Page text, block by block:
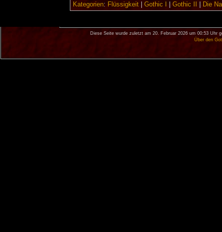
Kategorien: Flüssigkeit| Gothic I Gothic II Die
Diese Seite wurde zuletzt am 20. Februar 2026 um 00:53 Uhr
Über den